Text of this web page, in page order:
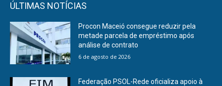
ÚLTIMAS NOTÍCIAS
Procon Maceió consegue reduzir pela
metade parcela de empréstimo após
análise de contrato
6 de agosto de 2026
Federação PSOL-Rede oficializa apoio à